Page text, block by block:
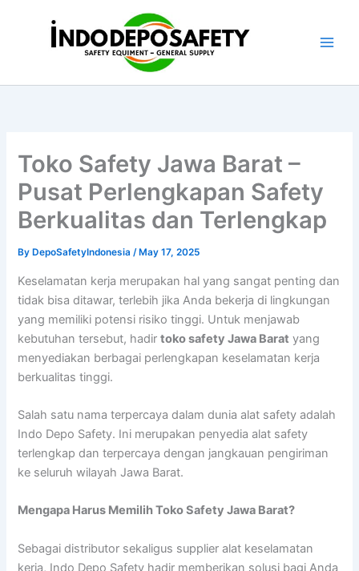
Toko Safety Jawa Barat –
Pusat Perlengkapan Safety
Berkualitas dan Terlengkap
By DepoSafetyIndonesia/ May 17, 2025
Keselamatan kerja merupakan hal yang sangat penting dan
tidak bisa ditawar, terlebih jika Anda bekerja di lingkungan
yang memiliki potensi risiko tinggi. Untuk menjawab
kebutuhan tersebut, hadirtoko safety Jawa Barat yang
menyediakan berbagai perlengkapan keselamatan kerja
berkualitas tinggi.
Salah satu nama terpercaya dalam dunia alat safety adalah
Indo Depo Safety. Ini merupakan penyedia alat safety
terlengkap dan terpercaya dengan jangkauan pengiriman
ke seluruh wilayah Jawa Barat.
Mengapa Harus Memilih Toko Safety Jawa Barat?
Sebagai distributor sekaligus supplier alat keselamatan
kerja, Indo Depo Safety hadir memberikan solusi bagi Anda